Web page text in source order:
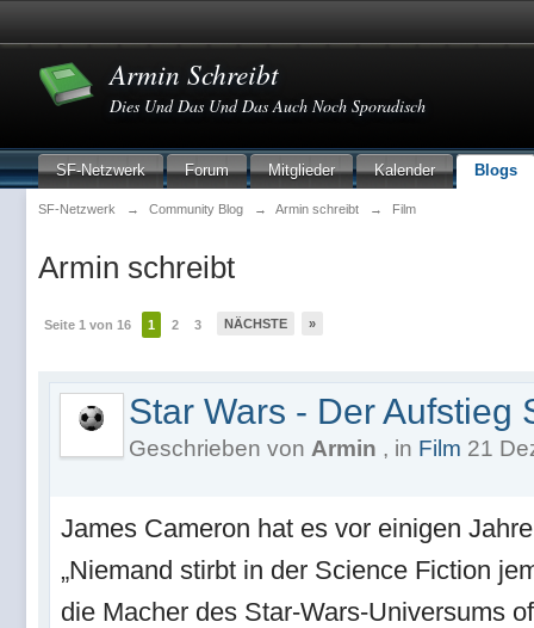
Armin Schreibt
Dies Und Das Und Das Auch Noch Sporadisch
SF-Netzwerk Forum Mitglieder Kalender Blogs
SF-Netzwerk → Community Blog → Armin schreibt → Film
Armin schreibt
Seite 1 von 16 1 2 3 NÄCHSTE »
Star Wars - Der Aufstieg
Geschrieben von Armin , in Film 21
James Cameron hat es vor einigen
„Niemand stirbt in der Science Fiction
die Macher des Star-Wars-Universums